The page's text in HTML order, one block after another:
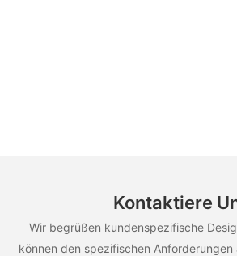
Kontaktiere
Wir begrüßen kundenspezifische
können den spezifischen Anforderungen